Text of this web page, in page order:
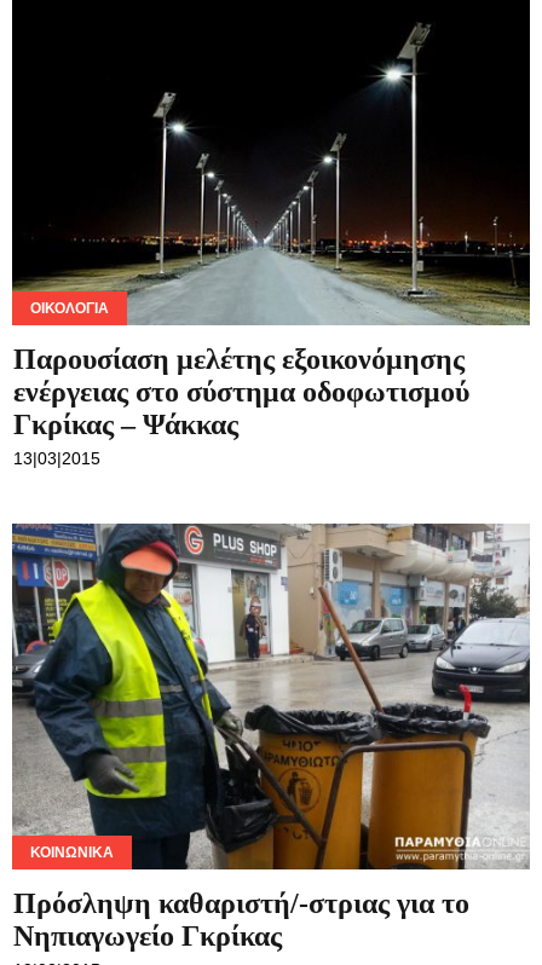
Παρουσίαση μελέτης εξοικονόμησης
ενέργειας στο σύστημα οδοφωτισμού
Γκρίκας – Ψάκκας
ΚΟΙΝΩΝΙΚΆ
Πρόσληψη καθαριστή/-στριας για το
Νηπιαγωγείο Γκρίκας
19|02|2015